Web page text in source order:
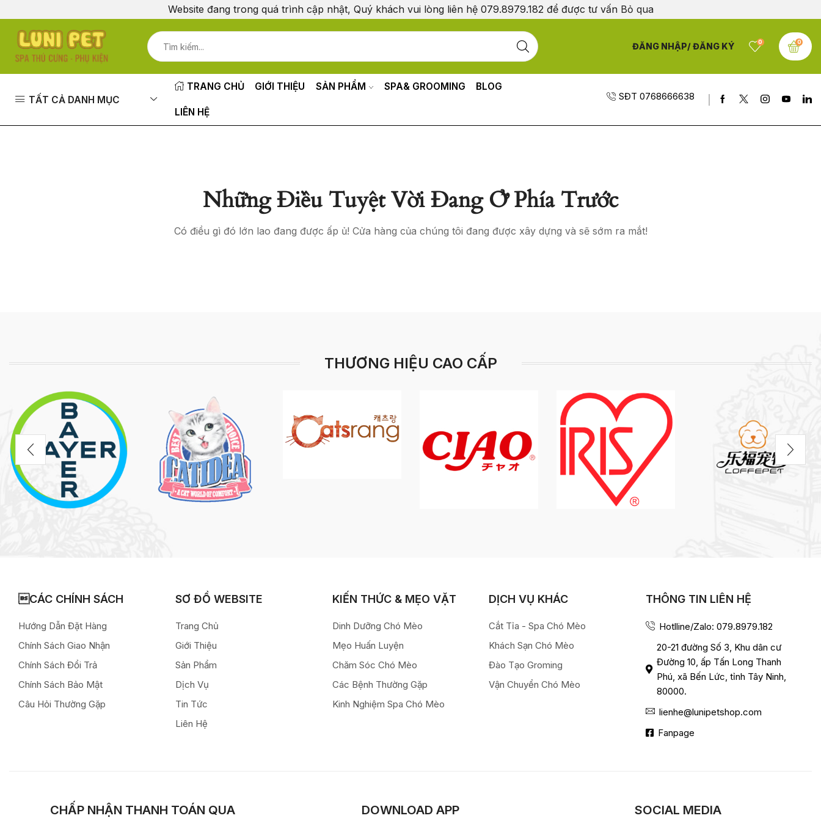
Website đang trong quá trình cập nhật, Quý khách vui lòng liên hệ 079.8979.182 để được tư vấn Bỏ qua
ĐĂNG NHẬP/ ĐĂNG KÝ 0 0
TẤT CẢ DANH MỤC
TRANG CHỦ GIỚI THIỆU SẢN PHẨM SPA& GROOMING BLOG
LIÊN HỆ
SĐT 0768666638
Những Điều Tuyệt Vời Đang Ở Phía Trước
Có điều gì đó lớn lao đang được ấp ủ! Cửa hàng của chúng tôi đang được xây dựng và sẽ sớm ra mắt!
THƯƠNG HIỆU CAO CẤP
CÁC CHÍNH SÁCH
Hướng Dẫn Đặt Hàng
Chính Sách Giao Nhận
Chính Sách Đổi Trả
Chính Sách Bảo Mật
Câu Hỏi Thường Gặp
SƠ ĐỒ WEBSITE
Trang Chủ
Giới Thiệu
Sản Phẩm
Dịch Vụ
Tin Tức
Liên Hệ
KIẾN THỨC & MẸO VẶT
Dinh Dưỡng Chó Mèo
Mẹo Huấn Luyện
Chăm Sóc Chó Mèo
Các Bệnh Thường Gặp
Kinh Nghiệm Spa Chó Mèo
DỊCH VỤ KHÁC
Cắt Tỉa - Spa Chó Mèo
Khách Sạn Chó Mèo
Đào Tạo Groming
Vận Chuyển Chó Mèo
THÔNG TIN LIÊN HỆ
Hotlline/Zalo: 079.8979.182
20-21 đường Số 3, Khu dân cư
Đường 10, ấp Tấn Long Thanh
Phú, xã Bến Lức, tỉnh Tây Ninh,
80000.
lienhe@lunipetshop.com
Fanpage
CHẤP NHẬN THANH TOÁN QUA DOWNLOAD APP SOCIAL MEDIA